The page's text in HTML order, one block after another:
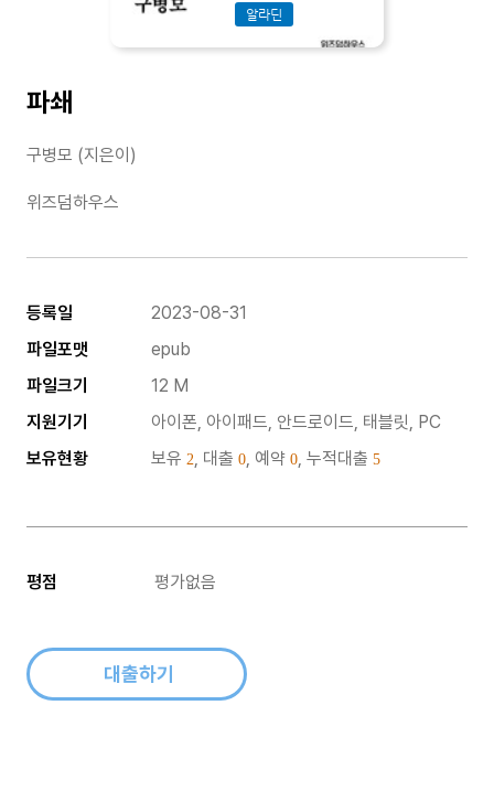
알라딘
파쇄
구병모 (지은이)
위즈덤하우스
등록일
2023-08-31
파일포맷
epub
파일크기
12 M
지원기기
아이폰, 아이패드, 안드로이드, 태블릿, PC
보유현황
보유 2 , 대출 0 , 예약 0 , 누적대출 5
평점 평가없음
대출하기